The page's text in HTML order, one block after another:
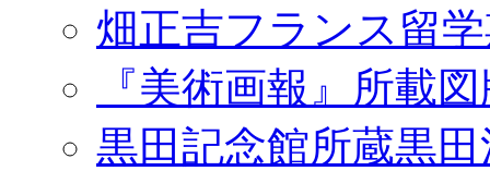
畑正吉フランス留
『美術画報』所載
黒田記念館所蔵黒